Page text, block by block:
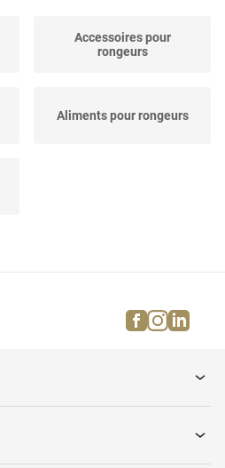
Accessoires pour
rongeurs
Aliments pour rongeurs
facebook